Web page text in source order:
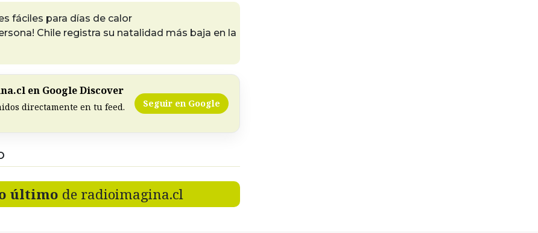
fáciles para días de calor
Chile registra su natalidad más baja en la
en Google Discover
directamente en tu feed. Seguir en Google
último de radioimagina.cl